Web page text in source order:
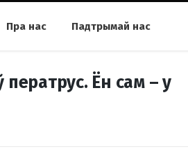
Пра нас Падтрымай нас
Ён сам – у